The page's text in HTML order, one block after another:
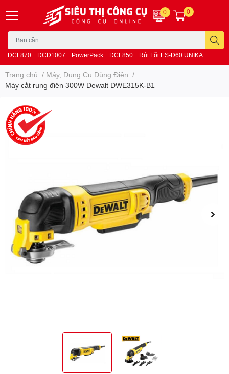
DCF870 DCD1007 PowerPack DCF850 Rút Lõi ES-D60 UNIKA
0 0
Trang chủ / Máy, Dụng Cụ Dùng Điện /
Máy cắt rung điện 300W Dewalt DWE315K-B1